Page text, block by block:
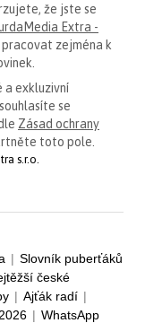
že jste se
Extra -
pracovat zejména k
a exkluzivní
se
Zásad ochrany
toto pole.
s.r.o.
| Slovník puberťáků
české
| Ajťák radí |
| WhatsApp